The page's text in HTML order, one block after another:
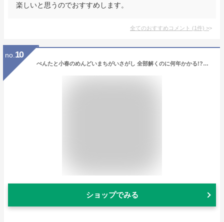
楽しいと思うのでおすすめします。
全てのおすすめコメント (1件) >
no. 10
ぺんたと小春のめんどいまちがいさがし 全部解くのに何年かかる!?【1000円以上送料無料】
ショップでみる